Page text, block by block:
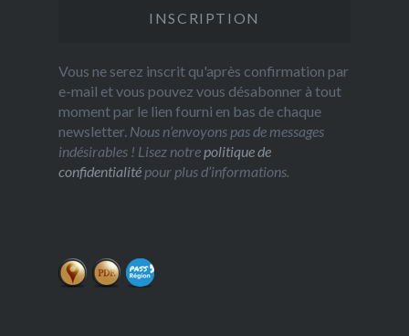
Vous ne serez inscrit qu'après confirmation par
e-mail et vous pouvez vous désabonner à tout
moment par le lien fourni en bas de chaque
newsletter. Nous n’envoyons pas de messages
indésirables ! Lisez notrepolitique de
confidentialitépour plus d’informations.